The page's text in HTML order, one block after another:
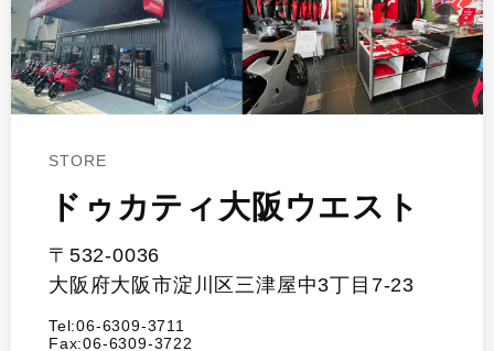
STORE
ドゥカティ大阪ウエスト
〒532-0036
大阪府大阪市淀川区三津屋中3丁目7-23
Tel:06-6309-3711
Fax:06-6309-3722